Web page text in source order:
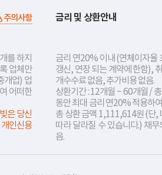
주의사항
를 하지
업체만
개업) 업
어떠한
은 당신
개인신용
금리 및 상환안내
금리 연20% 이내 (연체이자율
갱신, 연장 되는 계약에 한함),
개수수료 없음, 추가비용 없음.
상환기간 : 12개월 ~ 60개월 /
동안 최대 금리 연20% 적용하
총 상환 금액 1,111,614원 (단,
따라 달라질 수 있습니다.) 채
음.